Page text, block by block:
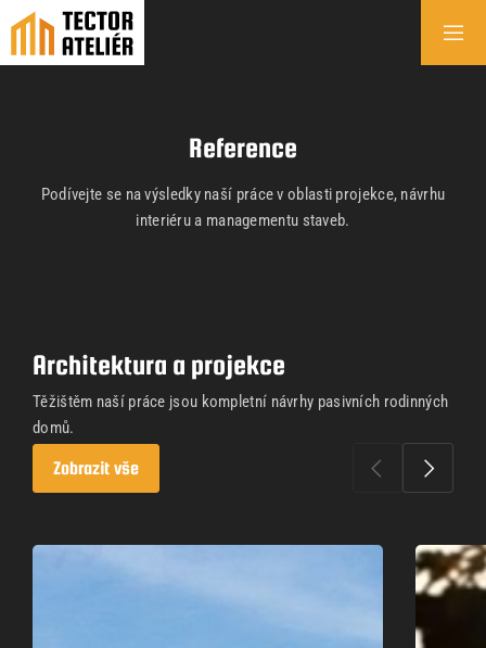
Reference
Podívejte se na výsledky naší práce v oblasti projekce, návrhu
interiéru a managementu staveb.
Architektura a projekce
Těžištěm naší práce jsou kompletní návrhy pasivních rodinných
domů.
Zobrazit vše